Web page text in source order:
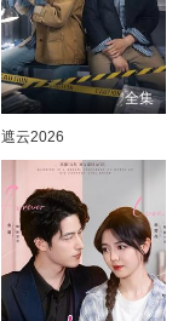
全集
遮云2026